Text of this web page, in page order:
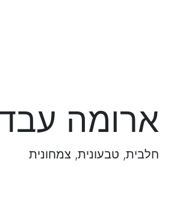
ארומה
חלבית, טבעונית, צמחונית